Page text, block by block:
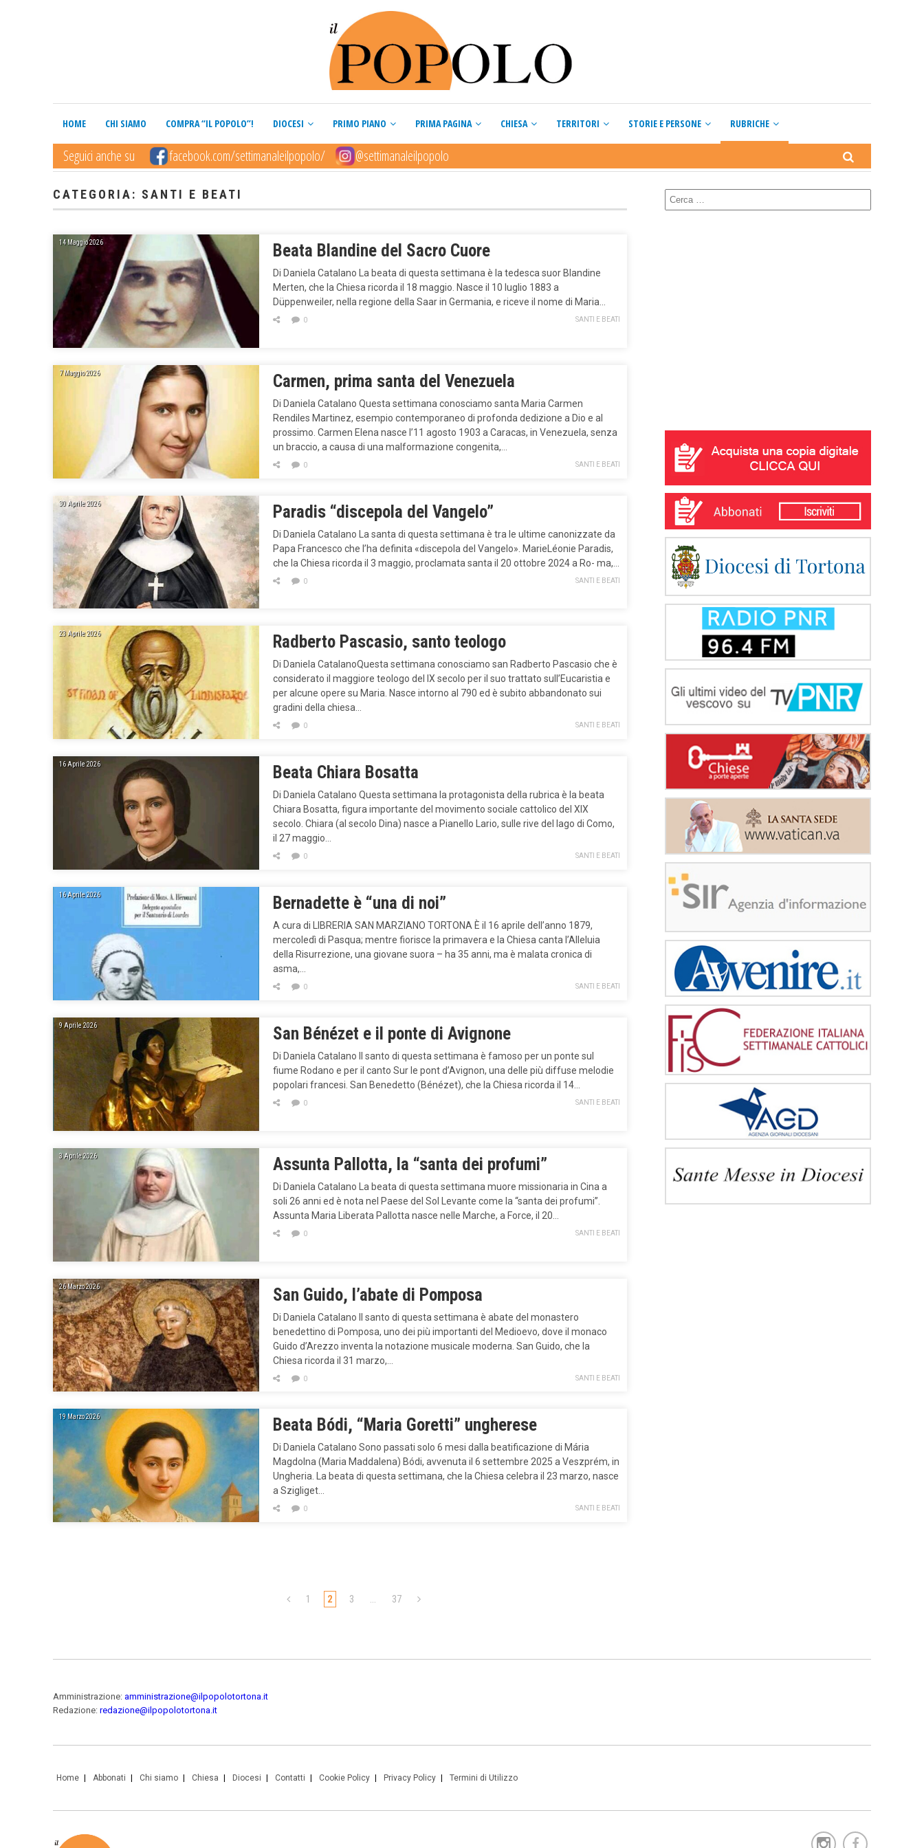
HOME CHI SIAMO COMPRA “IL POPOLO”! DIOCESI PRIMO PIANO PRIMA PAGINA CHIESA TERRITORI STORIE E PERSONE RUBRICHE
Seguici anche su facebook.com/settimanaleilpopolo/ @settimanaleilpopolo
CATEGORIA: SANTI E BEATI
14 Maggio 2026 Beata Blandine del Sacro Cuore
Di Daniela Catalano La beata di questa settimana è la tedesca suor Blandine
Merten, che la Chiesa ricorda il 18 maggio. Nasce il 10 luglio 1883 a
Düppenweiler, nella regione della Saar in Germania, e riceve il nome di Maria…
SANTI E BEATI
0
7 Maggio 2026 Carmen, prima santa del Venezuela
Di Daniela Catalano Questa settimana conosciamo santa Maria Carmen
Rendiles Martinez, esempio contemporaneo di profonda dedizione a Dio e al
prossimo. Carmen Elena nasce l’11 agosto 1903 a Caracas, in Venezuela, senza
un braccio, a causa di una malformazione congenita,…
SANTI E BEATI
0
30 Aprile 2026 Paradis “discepola del Vangelo”
Di Daniela Catalano La santa di questa settimana è tra le ultime canonizzate da
Papa Francesco che l’ha definita «discepola del Vangelo». MarieLéonie Paradis,
che la Chiesa ricorda il 3 maggio, proclamata santa il 20 ottobre 2024 a Ro- ma,…
SANTI E BEATI
0
23 Aprile 2026 Radberto Pascasio, santo teologo
Di Daniela CatalanoQuesta settimana conosciamo san Radberto Pascasio che è
considerato il maggiore teologo del IX secolo per il suo trattato sull’Eucaristia e
per alcune opere su Maria. Nasce intorno al 790 ed è subito abbandonato sui
gradini della chiesa…
SANTI E BEATI
0
16 Aprile 2026 Beata Chiara Bosatta
Di Daniela Catalano Questa settimana la protagonista della rubrica è la beata
Chiara Bosatta, figura importante del movimento sociale cattolico del XIX
secolo. Chiara (al secolo Dina) nasce a Pianello Lario, sulle rive del lago di Como,
il 27 maggio…
SANTI E BEATI
0
16 Aprile 2026 Bernadette è “una di noi”
A cura di LIBRERIA SAN MARZIANO TORTONA È il 16 aprile dell’anno 1879,
mercoledì di Pasqua; mentre fiorisce la primavera e la Chiesa canta l’Alleluia
della Risurrezione, una giovane suora – ha 35 anni, ma è malata cronica di
asma,…
SANTI E BEATI
0
9 Aprile 2026 San Bénézet e il ponte di Avignone
Di Daniela Catalano Il santo di questa settimana è famoso per un ponte sul
fiume Rodano e per il canto Sur le pont d’Avignon, una delle più diffuse melodie
popolari francesi. San Benedetto (Bénézet), che la Chiesa ricorda il 14…
SANTI E BEATI
0
3 Aprile 2026 Assunta Pallotta, la “santa dei profumi”
Di Daniela Catalano La beata di questa settimana muore missionaria in Cina a
soli 26 anni ed è nota nel Paese del Sol Levante come la “santa dei profumi”.
Assunta Maria Liberata Pallotta nasce nelle Marche, a Force, il 20…
SANTI E BEATI
0
26 Marzo 2026 San Guido, l’abate di Pomposa
Di Daniela Catalano Il santo di questa settimana è abate del monastero
benedettino di Pomposa, uno dei più importanti del Medioevo, dove il monaco
Guido d’Arezzo inventa la notazione musicale moderna. San Guido, che la
Chiesa ricorda il 31 marzo,…
SANTI E BEATI
0
19 Marzo 2026 Beata Bódi, “Maria Goretti” ungherese
Di Daniela Catalano Sono passati solo 6 mesi dalla beatificazione di Mária
Magdolna (Maria Maddalena) Bódi, avvenuta il 6 settembre 2025 a Veszprém, in
Ungheria. La beata di questa settimana, che la Chiesa celebra il 23 marzo, nasce
a Szigliget…
SANTI E BEATI
0
1 2 3 … 37
Amministrazione: amministrazione@ilpopolotortona.it
Redazione: redazione@ilpopolotortona.it
Home Abbonati Chi siamo Chiesa Diocesi Contatti Cookie Policy Privacy Policy Termini di Utilizzo